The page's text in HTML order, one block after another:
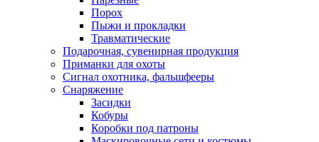
Порох
Пыжи и прокладки
Травматические
Подарочная, сувенирная продукция
Приманки для охоты
Сигнал охотника, фальшфееры
Снаряжение
Засидки
Кобуры
Коробки под патроны